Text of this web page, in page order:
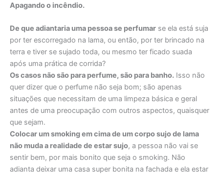
Apagando o incêndio.
De que adiantaria uma pessoa se perfumar se ela está suja
por ter escorregado na lama, ou então, por ter brincado na
terra e tiver se sujado toda, ou mesmo ter ficado suada
após uma prática de corrida?
Os casos não são para perfume, são para banho. Isso não
quer dizer que o perfume não seja bom; são apenas
situações que necessitam de uma limpeza básica e geral
antes de uma preocupação com outros aspectos, quaisquer
que sejam.
Colocar um smoking em cima de um corpo sujo de lama
não muda a realidade de estar sujo, a pessoa não vai se
sentir bem, por mais bonito que seja o smoking. Não
adianta deixar uma casa super bonita na fachada e ela estar